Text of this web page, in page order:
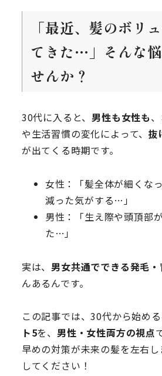
「最近、髪のボリ
てきた…」そんな
せんか？
30代に入ると、男性も女性も
や生活習慣の変化によって、抜
が出てくる時期です。
女性：「髪全体が細くな
減った気がする…」
男性：「生え際や頭頂部
た…」
実は、 男女共通でできる発毛
んあるんです。
この記事では、30代から始め
ト5を、男性・女性両方の視点
早めの対策が未来の髪を左右
してください！